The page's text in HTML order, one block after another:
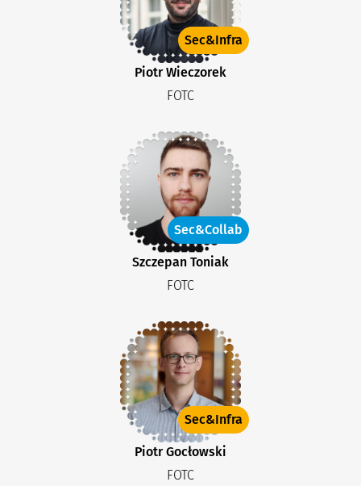
Sec&Infra
Piotr Wieczorek
FOTC
Sec&Collab
Szczepan Toniak
FOTC
Sec&Infra
Piotr Gocłowski
FOTC